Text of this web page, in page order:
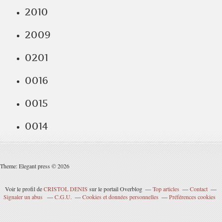
2010
2009
0201
0016
0015
0014
Theme: Elegant press © 2026
Voir le profil deCRISTOL DENIS sur le portail Overblog Top articles
Contact
Signaler un abus
C.G.U. Cookies et données personnelles Préférences cookies